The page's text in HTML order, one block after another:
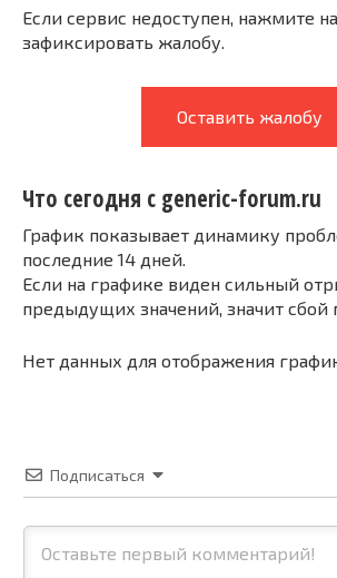
Если сервис недоступен, нажмите
зафиксировать жалобу.
Оставить жалобу
Что сегодня с generic-forum.ru
График показывает динамику
последние 14 дней.
Если на графике виден сильный
предыдущих значений, значит сбой
Нет данных для отображения
Подписаться